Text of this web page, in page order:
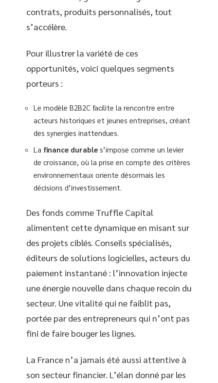
contrats, produits personnalisés, tout
s’accélère.
Pour illustrer la variété de ces
opportunités, voici quelques segments
porteurs :
Le modèle B2B2C facilite la rencontre entre
acteurs historiques et jeunes entreprises, créant
des synergies inattendues.
La finance durable s’impose comme un levier
de croissance, où la prise en compte des critères
environnementaux oriente désormais les
décisions d’investissement.
Des fonds comme Truffle Capital
alimentent cette dynamique en misant sur
des projets ciblés. Conseils spécialisés,
éditeurs de solutions logicielles, acteurs du
paiement instantané : l’innovation injecte
une énergie nouvelle dans chaque recoin du
secteur. Une vitalité qui ne faiblit pas,
portée par des entrepreneurs qui n’ont pas
fini de faire bouger les lignes.
La France n’a jamais été aussi attentive à
son secteur financier. L’élan donné par les